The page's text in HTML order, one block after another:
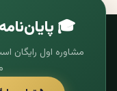
🎓
مشاوره اول رایگان